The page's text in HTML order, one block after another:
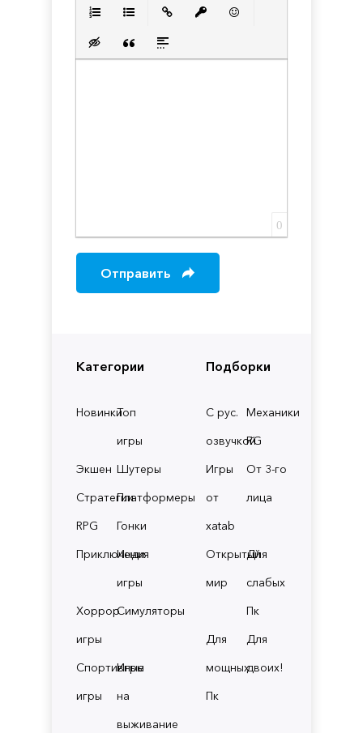
Категории
НовинкиТоп
игры
Экшен Шутеры
СтратегииПлатформеры
RPG
Гонки
Приключения
Инди
игры
Хоррор
игры
Симуляторы
Спортивные
игры
Игры
на
выживание
Подборки
С рус.
озвучкой
Механики
RG
Игры
от
xatab
От 3-го
лица
Открытый
мир
Для
слабых
Пк
Для
мощных
Пк
Для
двоих!
Вставка скрытого текста
Вставка цитаты
Вставка спойлера
0
Отправить